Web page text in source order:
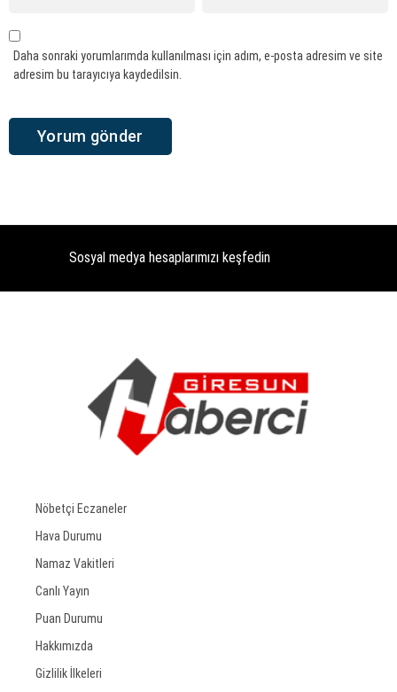
Daha sonraki yorumlarımda kullanılması için adım, e-posta adresim ve site
adresim bu tarayıcıya kaydedilsin.
Sosyal medya hesaplarımızı keşfedin
Nöbetçi Eczaneler
Hava Durumu
Namaz Vakitleri
Canlı Yayın
Puan Durumu
Hakkımızda
Gizlilik İlkeleri